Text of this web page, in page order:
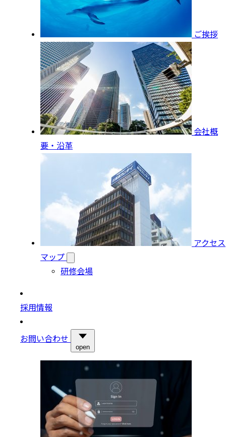
ご挨拶
会社概
要・沿革
アクセス
マップ
研修会場
採用情報
お問い合わせ
open